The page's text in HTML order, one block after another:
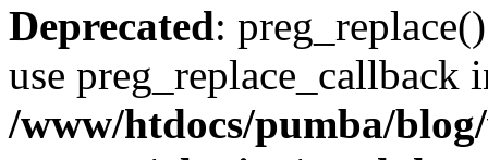
Deprecated:
use preg_replace_callback
/www/htdocs/pumba/